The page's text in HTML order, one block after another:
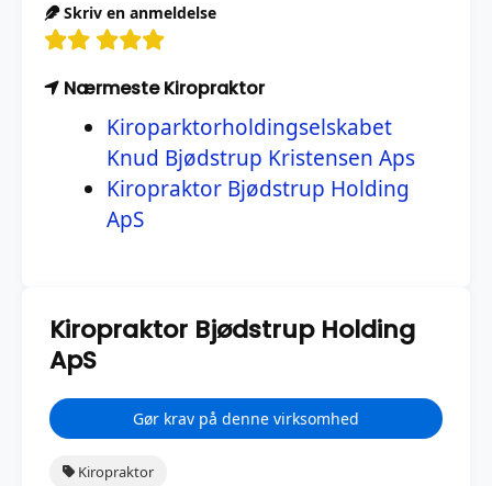
Skriv en anmeldelse
Nærmeste Kiropraktor
Kiroparktorholdingselskabet
Knud Bjødstrup Kristensen Aps
Kiropraktor Bjødstrup Holding
ApS
Kiropraktor Bjødstrup Holding
ApS
Gør krav på denne virksomhed
Kiropraktor